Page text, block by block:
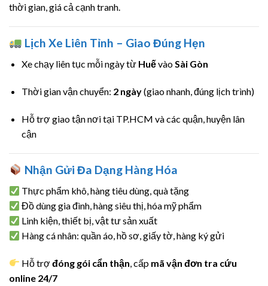
thời gian, giá cả cạnh tranh.
Lịch Xe Liên Tỉnh – Giao Đúng Hẹn
Xe chạy liên tục mỗi ngày từ HuếvàoSài Gòn
Thời gian vận chuyển: 2 ngày(giao nhanh, đúng lịch trình)
Hỗ trợ giao tận nơi tại TP.HCM và các quận, huyện lân
cận
Nhận Gửi Đa Dạng Hàng Hóa
Thực phẩm khô, hàng tiêu dùng, quà tặng
Đồ dùng gia đình, hàng siêu thị, hóa mỹ phẩm
Linh kiện, thiết bị, vật tư sản xuất
Hàng cá nhân: quần áo, hồ sơ, giấy tờ, hàng ký gửi
Hỗ trợđóng gói cẩn thận , cấp mã vận đơn tra cứu
online 24/7